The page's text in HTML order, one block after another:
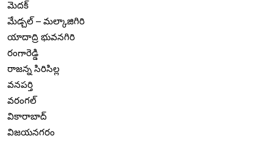
మెదక్
మేడ్చల్ – మల్కాజిగిరి
యాదాద్రి భువనగిరి
రంగారెడ్డి
రాజన్న సిరిసిల్ల
వనపర్తి
వరంగల్
వికారాబాద్
విజయనగరం